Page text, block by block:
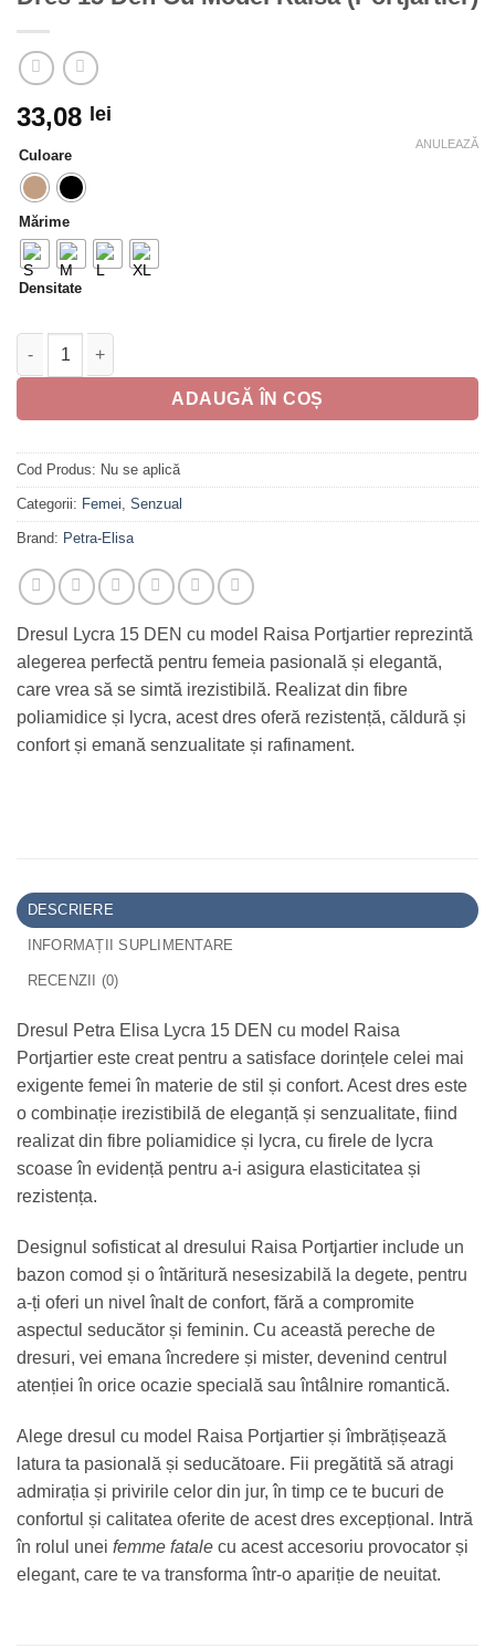
33,08 lei
Culoare
Mărime
Densitate
ANULEAZĂ
Cantitate Dres 15 Den Cu Model Raisa (Portjartier)
ADAUGĂ ÎN COȘ
Cod Produs: Nu se aplică
Categorii: Femei Senzual
Brand: Petra-Elisa
Dresul Lycra 15 DEN cu model Raisa Portjartier reprezintă
alegerea perfectă pentru femeia pasională și elegantă,
care vrea să se simtă irezistibilă. Realizat din fibre
poliamidice și lycra, acest dres oferă rezistență, căldură și
confort și emană senzualitate și rafinament.
DESCRIERE
INFORMAȚII SUPLIMENTARE
RECENZII (0)
Dresul Petra Elisa Lycra 15 DEN cu model Raisa
Portjartier este creat pentru a satisface dorințele celei mai
exigente femei în materie de stil și confort. Acest dres este
o combinație irezistibilă de eleganță și senzualitate, fiind
realizat din fibre poliamidice și lycra, cu firele de lycra
scoase în evidență pentru a-i asigura elasticitatea și
rezistența.
Designul sofisticat al dresului Raisa Portjartier include un
bazon comod și o întăritură nesesizabilă la degete, pentru
a-ți oferi un nivel înalt de confort, fără a compromite
aspectul seducător și feminin. Cu această pereche de
dresuri, vei emana încredere și mister, devenind centrul
atenției în orice ocazie specială sau întâlnire romantică.
Alege dresul cu model Raisa Portjartier și îmbrățișează
latura ta pasională și seducătoare. Fii pregătită să atragi
admirația și privirile celor din jur, în timp ce te bucuri de
confortul și calitatea oferite de acest dres excepțional. Intră
în rolul unei femme fatale cu acest accesoriu provocator și
elegant, care te va transforma într-o apariție de neuitat.